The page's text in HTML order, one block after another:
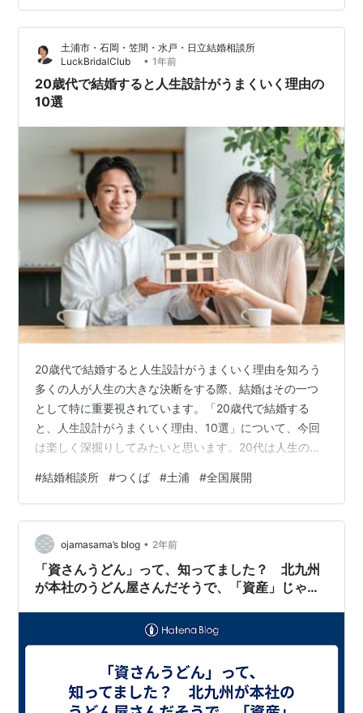
とメリット、幸せを追求する理由、そして経済的な側面
に至るまで、幅広い視点から分析します。シニア再婚を
選択する際の不安や疑問は多岐にわたりますが、それに
対する理解を深めることで、より良い決断ができるで…
土浦市・石岡・笠間・水戸・日立結婚相談所
LuckBridalClub
• 1年前
20歳代で結婚すると人生設計がうまくいく理由の
10選
20歳代で結婚すると人生設計がうまくいく理由を知ろう
多くの人が人生の大きな決断をする際、結婚はその一つ
として特に重要視されています。「20歳代で結婚する
と、人生設計がうまくいく理由、10選」について、今回
は楽しく深掘りしてみたいと思います。20代は人生の多
の可能性がさらに広がるかもしれません。たとえば、結
婚をすることで経済的な安定を得ることができたり、ラ
イフプランが明確になったりすることがあるんです。ま
た、結婚はキャリアにも良い影響を与えることが多く、
心の安定にもつながるといったメリットも多数ありま
す。 そして、20代で結婚することで得られる…
#結婚相談所 #つくば #土浦 #全国展開
ojamasama’s blog • 2年前
「資さんうどん」って、知ってました？ 北九州
が本社のうどん屋さんだそうで、「資産」じゃな